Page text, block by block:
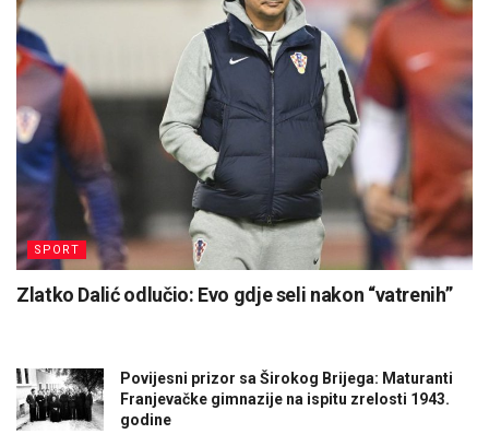
SPORT
Zlatko Dalić odlučio: Evo gdje seli nakon “vatrenih”
Povijesni prizor sa Širokog Brijega: Maturanti
Franjevačke gimnazije na ispitu zrelosti 1943.
godine